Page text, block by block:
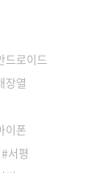
드로이드
장열
이폰
서평